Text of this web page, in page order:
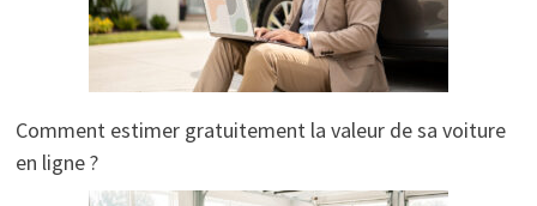
Comment estimer gratuitement la valeur de sa voiture
en ligne ?